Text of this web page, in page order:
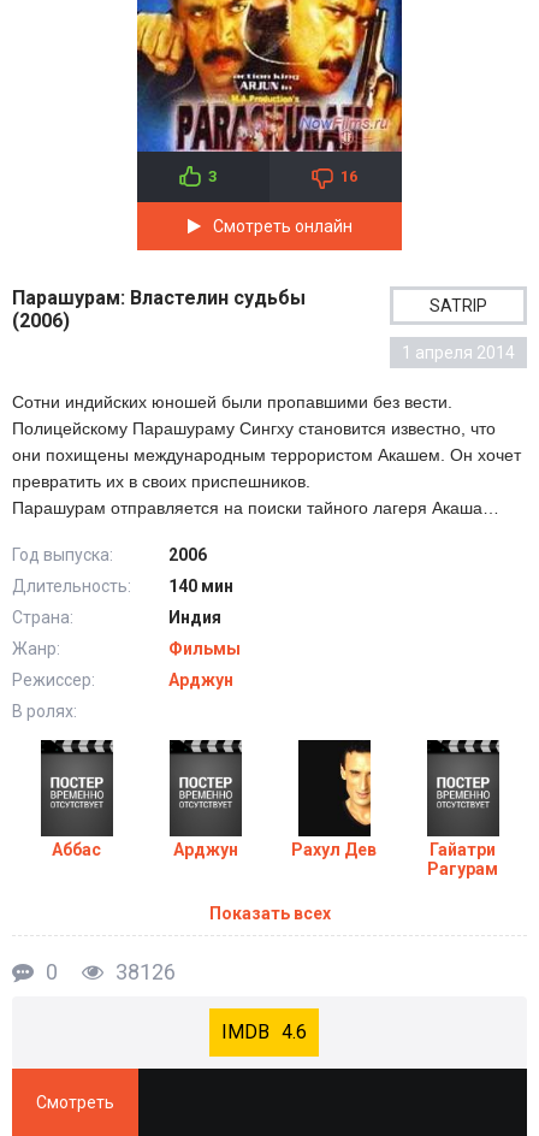
3 16
Смотреть онлайн
Парашурам: Властелин судьбы
(2006)
SATRIP
1 апреля 2014
Сотни индийских юношей были пропавшими без вести.
Полицейскому Парашураму Сингху становится известно, что
они похищены международным террористом Акашем. Он хочет
превратить их в своих приспешников.
Парашурам отправляется на поиски тайного лагеря Акаша…
Год выпуска:
2006
Длительность:
140 мин
Страна:
Индия
Жанр:
Фильмы
Режиссер:
Арджун
В ролях:
Аббас Арджун Рахул Дев
Гайатри
Рагурам
Показать всех
0 38126
4.6
Смотреть